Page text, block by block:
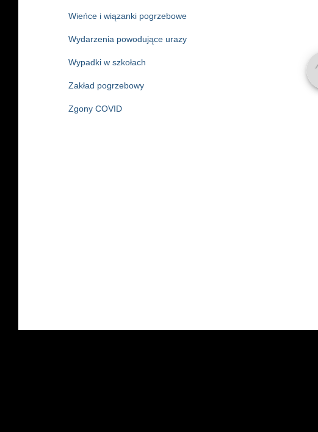
Wieńce i wiązanki pogrzebowe
Wydarzenia powodujące urazy
Wypadki w szkołach
Zakład pogrzebowy
Zgony COVID